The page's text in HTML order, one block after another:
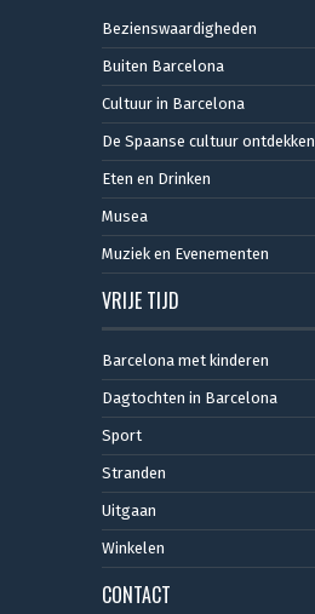
Bezienswaardigheden
Buiten Barcelona
Cultuur in Barcelona
De Spaanse cultuur ontdekken
Eten en Drinken
Musea
Muziek en Evenementen
VRIJE TIJD
Barcelona met kinderen
Dagtochten in Barcelona
Sport
Stranden
Uitgaan
Winkelen
CONTACT